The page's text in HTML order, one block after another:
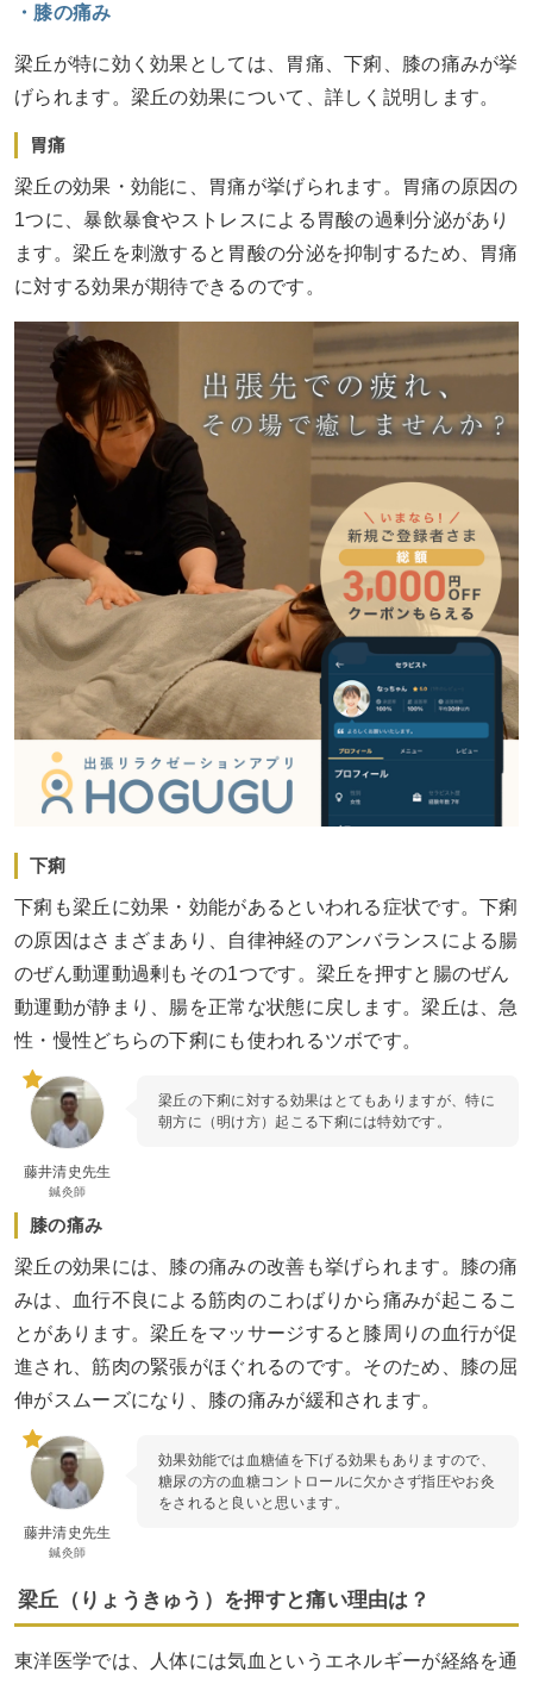
・膝の痛み
梁丘が特に効く効果としては、胃痛、下痢、膝の痛みが挙
げられます。梁丘の効果について、詳しく説明します。
胃痛
梁丘の効果・効能に、胃痛が挙げられます。胃痛の原因の
1つに、暴飲暴食やストレスによる胃酸の過剰分泌があり
ます。梁丘を刺激すると胃酸の分泌を抑制するため、胃痛
に対する効果が期待できるのです。
下痢
下痢も梁丘に効果・効能があるといわれる症状です。下痢
の原因はさまざまあり、自律神経のアンバランスによる腸
のぜん動運動過剰もその1つです。梁丘を押すと腸のぜん
動運動が静まり、腸を正常な状態に戻します。梁丘は、急
性・慢性どちらの下痢にも使われるツボです。
藤井清史先生
鍼灸師
梁丘の下痢に対する効果はとてもありますが、特に
朝方に（明け方）起こる下痢には特効です。
膝の痛み
梁丘の効果には、膝の痛みの改善も挙げられます。膝の痛
みは、血行不良による筋肉のこわばりから痛みが起こるこ
とがあります。梁丘をマッサージすると膝周りの血行が促
進され、筋肉の緊張がほぐれるのです。そのため、膝の屈
伸がスムーズになり、膝の痛みが緩和されます。
藤井清史先生
鍼灸師
効果効能では血糖値を下げる効果もありますので、
糖尿の方の血糖コントロールに欠かさず指圧やお灸
をされると良いと思います。
梁丘（りょうきゅう）を押すと痛い理由は？
東洋医学では、人体には気血というエネルギーが経絡を通